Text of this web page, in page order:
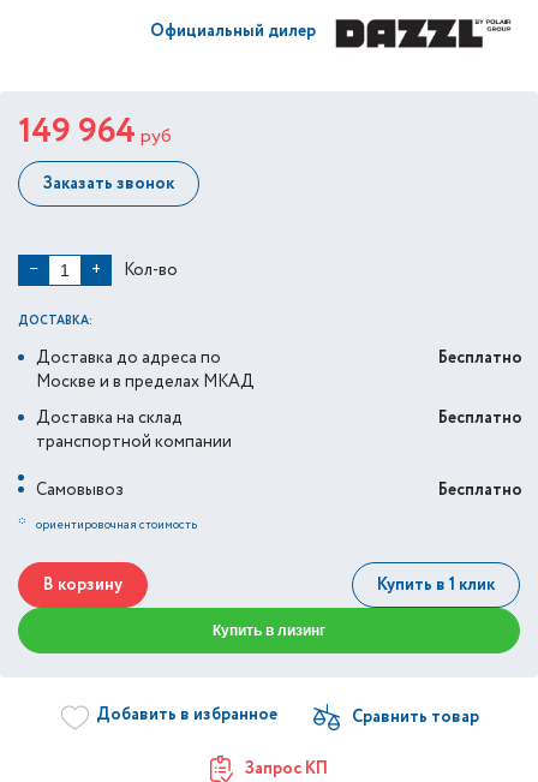
Официальный дилер
149 964 руб
Заказать звонок
− + Кол-во
ДОСТАВКА:
Доставка до адреса по
Москве и в пределах МКАД
Бесплатно
Доставка на склад
транспортной компании
Бесплатно
Самовывоз
Бесплатно
* ориентировочная стоимость
В корзину Купить в 1 клик
Купить в лизинг
Добавить в избранное
Запрос КП